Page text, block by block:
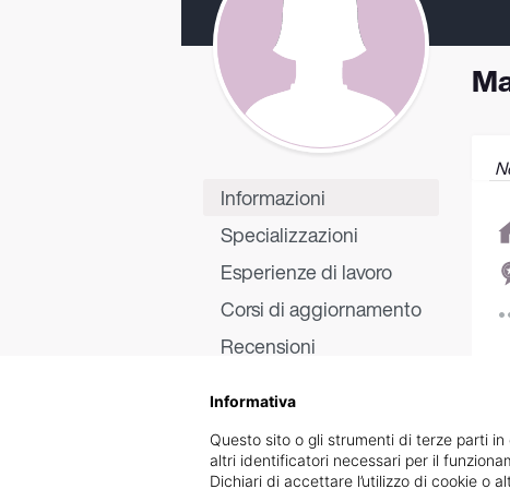
Informazioni
Specializzazioni
Esperienze di lavoro
Corsi di aggiornamento
Recensioni
Informativa
Questo sito o gli strumenti di terze parti
altri identificatori necessari per il
Dichiari di accettare l’utilizzo di cookie o